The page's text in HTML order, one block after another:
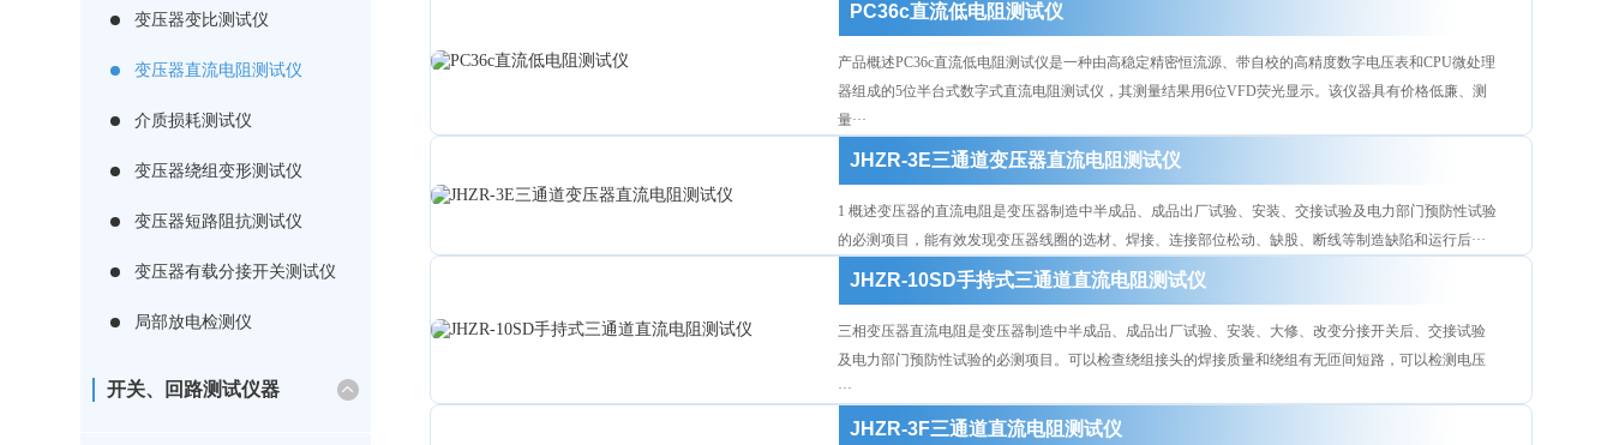
变压器变比测试仪
变压器直流电阻测试仪
介质损耗测试仪
变压器绕组变形测试仪
变压器短路阻抗测试仪
变压器有载分接开关测试仪
局部放电检测仪
开关、回路测试仪器
PC36c直流低电阻测试仪
产品概述PC36c直流低电阻测试仪是一种由高稳定精密恒流源、带自校的高精度数字电压表和CPU微处理
器组成的5位半台式数字式直流电阻测试仪，其测量结果用6位VFD荧光显示。该仪器具有价格低廉、测
量···
JHZR-3E三通道变压器直流电阻测试仪
1 概述变压器的直流电阻是变压器制造中半成品、成品出厂试验、安装、交接试验及电力部门预防性试验
的必测项目，能有效发现变压器线圈的选材、焊接、连接部位松动、缺股、断线等制造缺陷和运行后···
JHZR-10SD手持式三通道直流电阻测试仪
三相变压器直流电阻是变压器制造中半成品、成品出厂试验、安装、大修、改变分接开关后、交接试验
及电力部门预防性试验的必测项目。可以检查绕组接头的焊接质量和绕组有无匝间短路，可以检测电压
···
JHZR-3F三通道直流电阻测试仪